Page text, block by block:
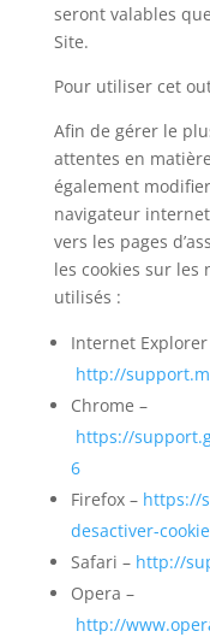
seront valables
Site.
Pour utiliser cet
Afin de gérer le
attentes en
également
navigateur
vers les pages
les cookies sur
utilisés :
Internet Explorer
http://
Chrome –
https://
6
Firefox – https://
desactiver-
Safari – http://
Opera –
http://